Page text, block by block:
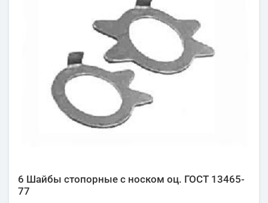
6 Шайбы стопорные с носком оц. ГОСТ 13465-
77